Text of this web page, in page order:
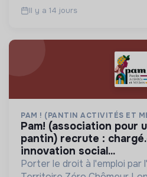
Il y a 14 jours
PAM ! (PANTIN ACTIVITÉS ET
pam! (association pour un droit à l’emploi à
pantin) recrute :
innovation social...
Porter le droit à l'emploi par